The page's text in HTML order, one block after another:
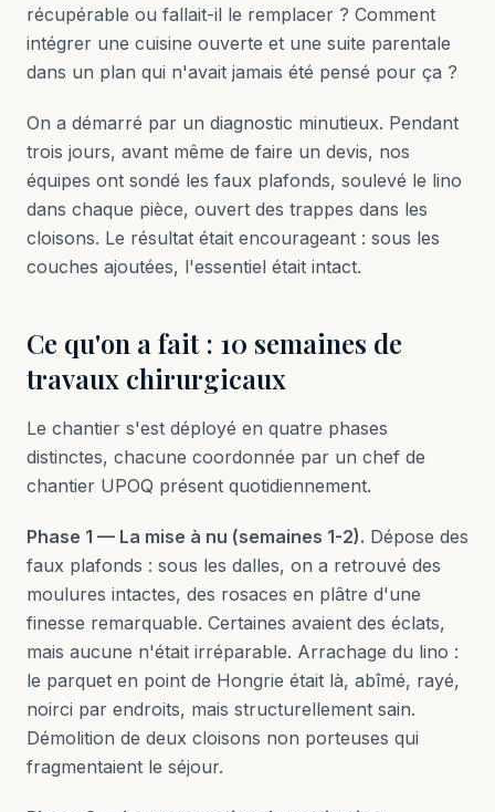
récupérable ou fallait-il le remplacer ? Comment
intégrer une cuisine ouverte et une suite parentale
dans un plan qui n'avait jamais été pensé pour ça ?
On a démarré par un diagnostic minutieux. Pendant
trois jours, avant même de faire un devis, nos
équipes ont sondé les faux plafonds, soulevé le lino
dans chaque pièce, ouvert des trappes dans les
cloisons. Le résultat était encourageant : sous les
couches ajoutées, l'essentiel était intact.
Ce qu'on a fait : 10 semaines de
travaux chirurgicaux
Le chantier s'est déployé en quatre phases
distinctes, chacune coordonnée par un chef de
chantier UPOQ présent quotidiennement.
Phase 1 — La mise à nu (semaines 1-2). Dépose des
faux plafonds : sous les dalles, on a retrouvé des
moulures intactes, des rosaces en plâtre d'une
finesse remarquable. Certaines avaient des éclats,
mais aucune n'était irréparable. Arrachage du lino :
le parquet en point de Hongrie était là, abîmé, rayé,
noirci par endroits, mais structurellement sain.
Démolition de deux cloisons non porteuses qui
fragmentaient le séjour.